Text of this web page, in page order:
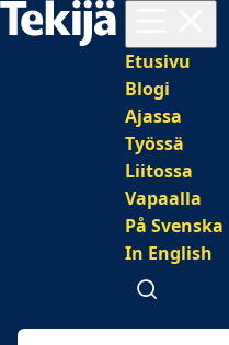
Etusivu
Blogi
Ajassa
Työssä
Liitossa
Vapaalla
På Svenska
In English
Avaa haku